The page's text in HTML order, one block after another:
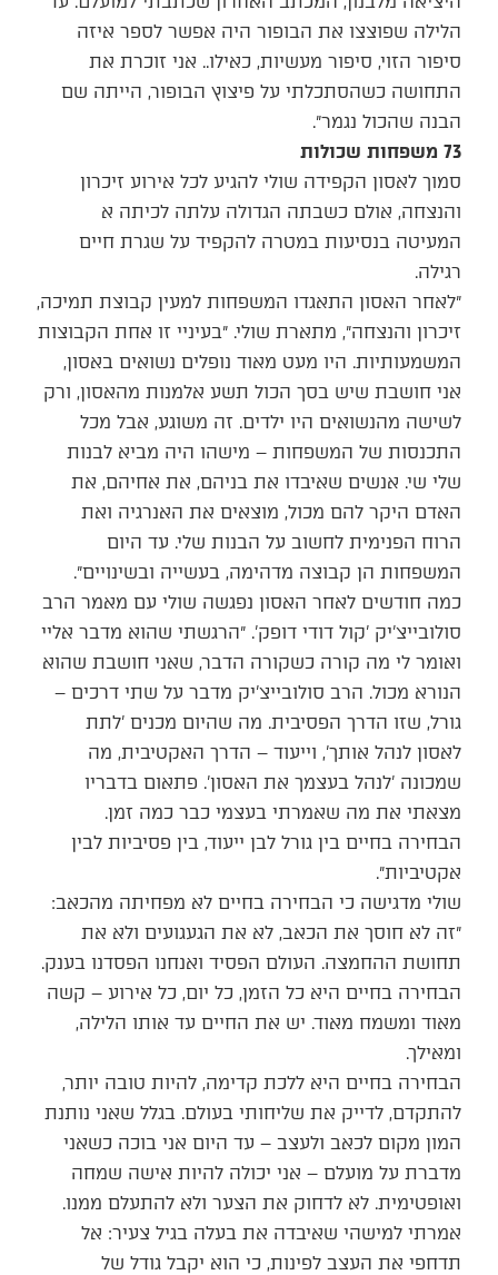
הלילה שפוצצו את הבופור היה אפשר לספר איזה
סיפור הזוי, סיפור מעשיות, כאילו.. אני זוכרת את
התחושה כשהסתכלתי על פיצוץ הבופור, הייתה שם
הבנה שהכול נגמר״.
73 משפחות שכולות
סמוך לאסון הקפידה שולי להגיע לכל אירוע זיכרון
והנצחה, אולם כשבתה הגדולה עלתה לכיתה א
המעיטה בנסיעות במטרה להקפיד על שגרת חיים
רגילה.
״לאחר האסון התאגדו המשפחות למעין קבוצת תמיכה,
זיכרון והנצחה״, מתארת שולי. ״בעיניי זו אחת הקבוצות
המשמעותיות. היו מעט מאוד נופלים נשואים באסון,
אני חושבת שיש בסך הכול תשע אלמנות מהאסון, ורק
לשישה מהנשואים היו ילדים. זה משוגע, אבל מכל
התכנסות של המשפחות – מישהו היה מביא לבנות
שלי שי. אנשים שאיבדו את בניהם, את אחיהם, את
האדם היקר להם מכול, מוצאים את האנרגיה ואת
הרוח הפנימית לחשוב על הבנות שלי. עד היום
המשפחות הן קבוצה מדהימה, בעשייה ובשינויים״.
כמה חודשים לאחר האסון נפגשה שולי עם מאמר הרב
סולובייצ'יק 'קול דודי דופק'. ״הרגשתי שהוא מדבר אליי
ואומר לי מה קורה כשקורה הדבר, שאני חושבת שהוא
הנורא מכול. הרב סולובייצ'יק מדבר על שתי דרכים –
גורל, שזו הדרך הפסיבית. מה שהיום מכנים 'לתת
לאסון לנהל אותך', וייעוד – הדרך האקטיבית, מה
שמכונה 'לנהל בעצמך את האסון'. פתאום בדבריו
מצאתי את מה שאמרתי בעצמי כבר כמה זמן.
הבחירה בחיים בין גורל לבן ייעוד, בין פסיביות לבין
אקטיביות״.
שולי מדגישה כי הבחירה בחיים לא מפחיתה מהכאב:
״זה לא חוסך את הכאב, לא את הגעגועים ולא את
תחושת ההחמצה. העולם הפסיד ואנחנו הפסדנו בענק.
הבחירה בחיים היא כל הזמן, כל יום, כל אירוע – קשה
מאוד ומשמח מאוד. יש את החיים עד אותו הלילה,
ומאילך.
הבחירה בחיים היא ללכת קדימה, להיות טובה יותר,
להתקדם, לדייק את שליחותי בעולם. בגלל שאני נותנת
המון מקום לכאב ולעצב – עד היום אני בוכה כשאני
מדברת על מועלם – אני יכולה להיות אישה שמחה
ואופטימית. לא לדחוק את הצער ולא להתעלם ממנו.
אמרתי למישהי שאיבדה את בעלה בגיל צעיר: אל
תדחפי את העצב לפינות, כי הוא יקבל גודל של